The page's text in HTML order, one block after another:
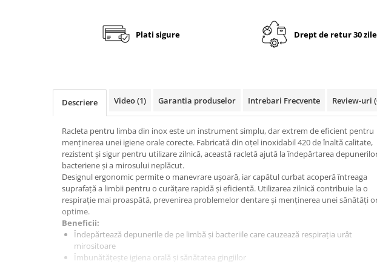
Huse telefoane mobile
Componente PC & Software
Baterii externe
Boxe portabile, cu bluetooth
Cabluri de incarcare
Casti & Audio portabile
Stick-uri memorie USB
Accesorii auto interioare &
Plati sigure Drept de retur 30 zile
Descriere Video(1) Garantia produselor Intrebari Frecvente Review-uri
Racleta pentru limba din inox este un instrument simplu, dar extrem de eficient pentru
menținerea unei igiene orale corecte. Fabricată din oțel inoxidabil 420 de înaltă calitate,
rezistent și sigur pentru utilizare zilnică, această racletă ajută la îndepărtarea
bacteriene și a mirosului neplăcut.
Designul ergonomic permite o manevrare ușoară, iar capătul curbat acoperă întreaga
suprafață a limbii pentru o curățare rapidă și eficientă. Utilizarea zilnică contribuie la o
respirație mai proaspătă, prevenirea problemelor dentare și menținerea unei sănătăți
optime.
Beneficii:
Îndepărtează depunerile de pe limbă și bacteriile care cauzează respirația urât
mirositoare
Îmbunătățește igiena orală și sănătatea gingiilor